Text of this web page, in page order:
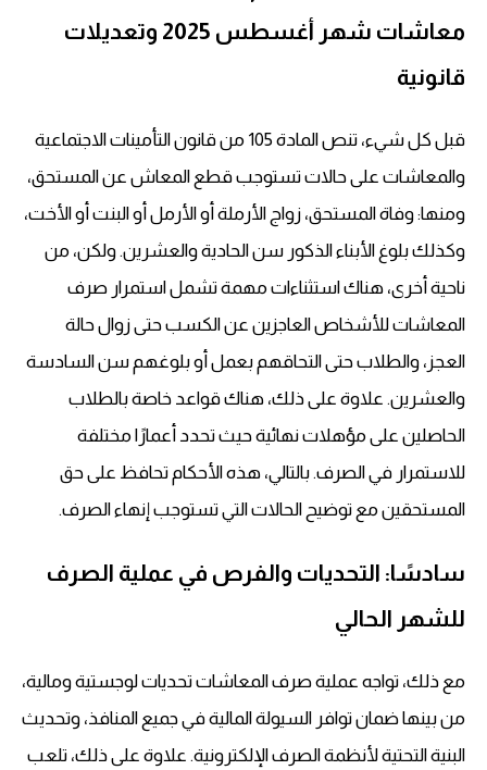
معاشات شهر أغسطس 2025 وتعديلات
قانونية
قبل كل شيء، تنص المادة 105 من قانون التأمينات الاجتماعية
والمعاشات على حالات تستوجب قطع المعاش عن المستحق،
ومنها: وفاة المستحق، زواج الأرملة أو الأرمل أو البنت أو الأخت،
وكذلك بلوغ الأبناء الذكور سن الحادية والعشرين. ولكن، من
ناحية أخرى، هناك استثناءات مهمة تشمل استمرار صرف
المعاشات للأشخاص العاجزين عن الكسب حتى زوال حالة
العجز، والطلاب حتى التحاقهم بعمل أو بلوغهم سن السادسة
والعشرين. علاوة على ذلك، هناك قواعد خاصة بالطلاب
الحاصلين على مؤهلات نهائية حيث تحدد أعمارًا مختلفة
للاستمرار في الصرف. بالتالي، هذه الأحكام تحافظ على حق
المستحقين مع توضيح الحالات التي تستوجب إنهاء الصرف.
سادسًا: التحديات والفرص في عملية الصرف
للشهر الحالي
مع ذلك، تواجه عملية صرف المعاشات تحديات لوجستية ومالية،
من بينها ضمان توافر السيولة المالية في جميع المنافذ، وتحديث
البنية التحتية لأنظمة الصرف الإلكترونية. علاوة على ذلك، تلعب